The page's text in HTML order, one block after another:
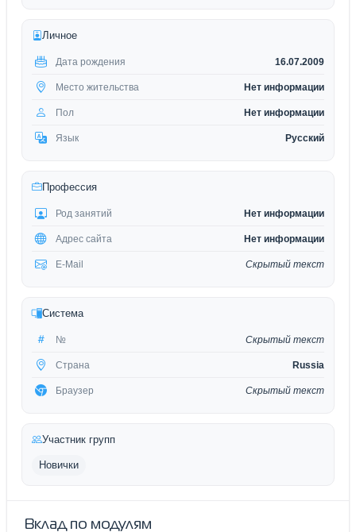
Личное
Дата рождения 16.07.2009
Место жительства Нет информации
Пол Нет информации
Язык Русский
Профессия
Род занятий Нет информации
Адрес сайта Нет информации
E-Mail Скрытый текст
Система
№ Скрытый текст
Страна Russia
Браузер Скрытый текст
Участник групп
Новички
Вклад по модулям